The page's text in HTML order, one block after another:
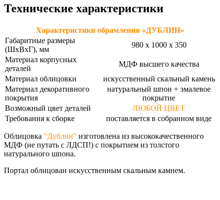
Технические характеристики
Характеристики обрамления «ДУБЛИН»
Габаритные размеры
(ШхВхГ), мм
980 х 1000 х 350
Материал корпусных
деталей
МДФ высшего качества
Материал облицовки
искусственный скальный камень
Материал декоративного
покрытия
натуральный шпон + эмалевое
покрытие
Возможный цвет деталей
ЛЮБОЙ ЦВЕТ
Требования к сборке
поставляется в собранном виде
Облицовка "Дублин" изготовлена из высококачественного
МДФ (не путать с ЛДСП!) с покрытием из толстого
натурального шпона.
Портал облицован искусственным скальным камнем.